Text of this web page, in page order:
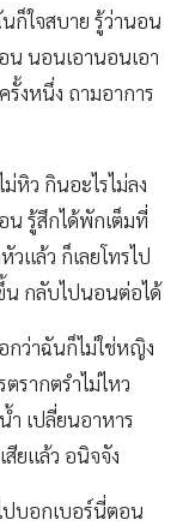
ก็ใจสบาย รู้ว่านอน
น นอนเอานอนเอา
รั้งหนึ่ง ถามอาการ
หิว กินอะไรไม่ลง
น รู้สึกได้พักเต็มที่
วแล้ว ก็เลยโทรไป
น กลับไปนอนต่อได้
กว่าฉันก็ไม่ใช่หญิง
รากตรำไม่ไหว
เปลี่ยนอาหาร
ยแล้ว อนิจจัง
ปบอกเบอร์นี่ตอน